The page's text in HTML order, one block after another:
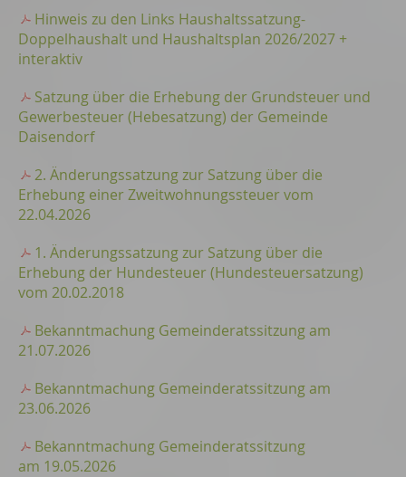
Hinweis zu den Links Haushaltssatzung-
Doppelhaushalt und Haushaltsplan 2026/2027 +
interaktiv
Satzung über die Erhebung der Grundsteuer und
Gewerbesteuer (Hebesatzung) der Gemeinde
Daisendorf
2. Änderungssatzung zur Satzung über die
Erhebung einer Zweitwohnungssteuer vom
22.04.2026
1. Änderungssatzung zur Satzung über die
Erhebung der Hundesteuer (Hundesteuersatzung)
vom 20.02.2018
Bekanntmachung Gemeinderatssitzung am
21.07.2026
Bekanntmachung Gemeinderatssitzung am
23.06.2026
Bekanntmachung Gemeinderatssitzung
am 19.05.2026